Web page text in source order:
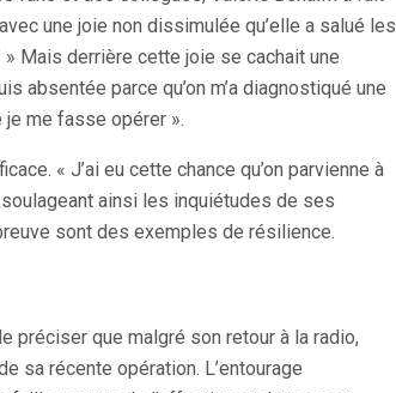
une joie non dissimulée qu’elle a salué les
Mais derrière cette joie se cachait une
absentée parce qu’on m’a diagnostiqué une
me fasse opérer ».
« J’ai eu cette chance qu’on parvienne à
soulageant ainsi les inquiétudes de ses
sont des exemples de résilience.
préciser que malgré son retour à la radio,
sa récente opération. L’entourage